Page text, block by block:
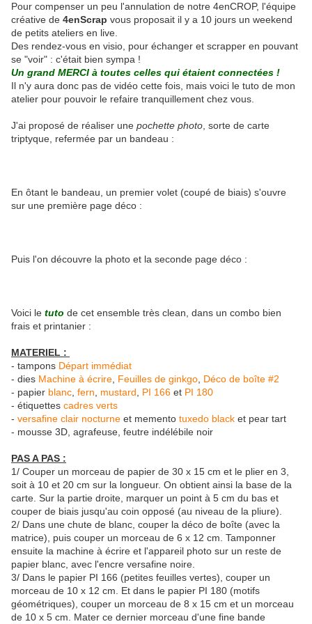
Pour compenser un peu l'annulation de notre 4enCROP, l'équipe
créative de 4enScrap vous proposait il y a 10 jours un weekend
de petits ateliers en live.
Des rendez-vous en visio, pour échanger et scrapper en pouvant
se "voir" : c'était bien sympa !
Un grand MERCI à toutes celles qui étaient connectées !
Il n'y aura donc pas de vidéo cette fois, mais voici le tuto de mon
atelier pour pouvoir le refaire tranquillement chez vous.
J'ai proposé de réaliser une pochette photo , sorte de carte
triptyque, refermée par un bandeau :
En ôtant le bandeau, un premier volet (coupé de biais) s'ouvre
sur une première page déco :
Puis l'on découvre la photo et la seconde page déco :
Voici le tuto de cet ensemble très clean, dans un combo bien
frais et printanier :
MATERIEL :
- tampons Départ immédiat
- dies Machine à écrire Feuilles de ginkgo Déco de boîte #2
- papier blanc fern mustard PI 166 et PI 180
- étiquettes cadres verts
- versafine clair nocturne et memento tuxedo black et pear tart
- mousse 3D, agrafeuse, feutre indélébile noir
PAS A PAS :
1/ Couper un morceau de papier de 30 x 15 cm et le plier en 3,
soit à 10 et 20 cm sur la longueur. On obtient ainsi la base de la
carte. Sur la partie droite, marquer un point à 5 cm du bas et
couper de biais jusqu'au coin opposé (au niveau de la pliure).
2/ Dans une chute de blanc, couper la déco de boîte (avec la
matrice), puis couper un morceau de 6 x 12 cm. Tamponner
ensuite la machine à écrire et l'appareil photo sur un reste de
papier blanc, avec l'encre versafine noire.
3/ Dans le papier PI 166 (petites feuilles vertes), couper un
morceau de 10 x 12 cm. Et dans le papier PI 180 (motifs
géométriques), couper un morceau de 8 x 15 cm et un morceau
de 10 x 5 cm. Mater ce dernier morceau d'une fine bande